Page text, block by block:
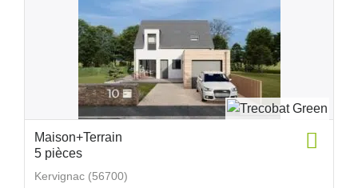
Maison+Terrain
5 pièces
Kervignac (56700)